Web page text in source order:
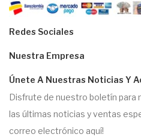
Redes Sociales
Nuestra Empresa
Únete A Nuestras Noticias Y
Disfrute de nuestro boletín para
las últimas noticias y ventas
correo electrónico aquí!